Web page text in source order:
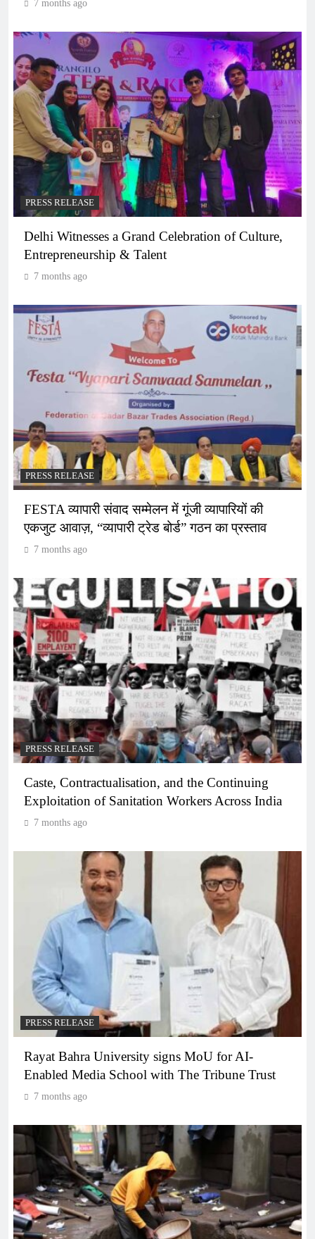
7 months ago
PRESS RELEASE
Delhi Witnesses a Grand Celebration of Culture,
Entrepreneurship & Talent
7 months ago
PRESS RELEASE
FESTA व्यापारी संवाद सम्मेलन में गूंजी व्यापारियों की
एकजुट आवाज़, “व्यापारी ट्रेड बोर्ड” गठन का प्रस्ताव
7 months ago
PRESS RELEASE
Caste, Contractualisation, and the Continuing
Exploitation of Sanitation Workers Across India
7 months ago
PRESS RELEASE
Rayat Bahra University signs MoU for AI-
Enabled Media School with The Tribune Trust
7 months ago